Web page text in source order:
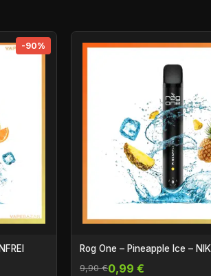
-90%
Rog One – Pineapple Ice –
9,90 €0,99 €